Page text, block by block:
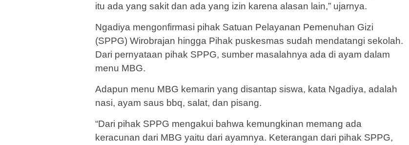
itu ada yang sakit dan ada yang izin karena alasan lain,” ujarnya.
Ngadiya mengonfirmasi pihak Satuan Pelayanan Pemenuhan Gizi
(SPPG) Wirobrajan hingga Pihak puskesmas sudah mendatangi sekolah.
Dari pernyataan pihak SPPG, sumber masalahnya ada di ayam dalam
menu MBG.
Adapun menu MBG kemarin yang disantap siswa, kata Ngadiya, adalah
nasi, ayam saus bbq, salat, dan pisang.
“Dari pihak SPPG mengakui bahwa kemungkinan memang ada
keracunan dari MBG yaitu dari ayamnya. Keterangan dari pihak SPPG,